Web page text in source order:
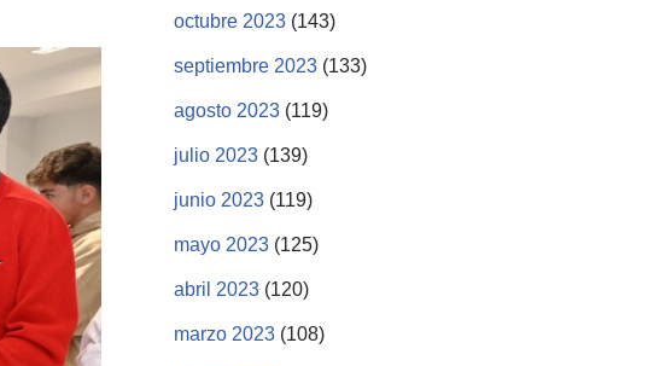
octubre 2023 (143)
septiembre 2023 (133)
agosto 2023 (119)
julio 2023 (139)
junio 2023 (119)
mayo 2023 (125)
abril 2023 (120)
marzo 2023 (108)